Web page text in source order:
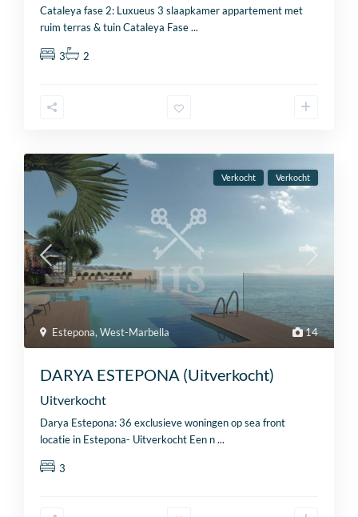
Cataleya fase 2: Luxueus 3 slaapkamer appartement met
ruim terras & tuin Cataleya Fase...
3 2
14
Estepona,West-Marbella
Verkocht Verkocht
DARYA ESTEPONA (Uitverkocht)
Uitverkocht
Darya Estepona: 36 exclusieve woningen op sea front
locatie in Estepona- Uitverkocht Een n...
3